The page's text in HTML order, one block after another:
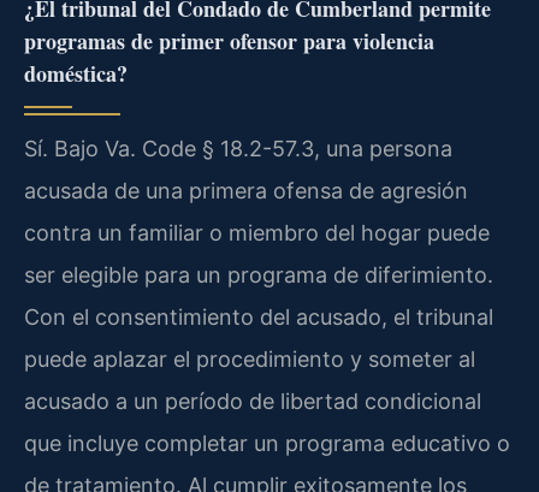
¿El tribunal del Condado de Cumberland permite
programas de primer ofensor para violencia
doméstica?
Sí. Bajo Va. Code § 18.2-57.3, una persona
acusada de una primera ofensa de agresión
contra un familiar o miembro del hogar puede
ser elegible para un programa de diferimiento.
Con el consentimiento del acusado, el tribunal
puede aplazar el procedimiento y someter al
acusado a un período de libertad condicional
que incluye completar un programa educativo o
de tratamiento. Al cumplir exitosamente los